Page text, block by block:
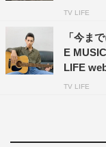
TV LIFE
「今ま
E
LIFE
TV LIFE